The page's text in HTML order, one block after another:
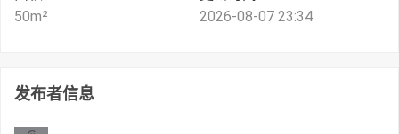
50m²
2026-08-07 23:34
发布者信息